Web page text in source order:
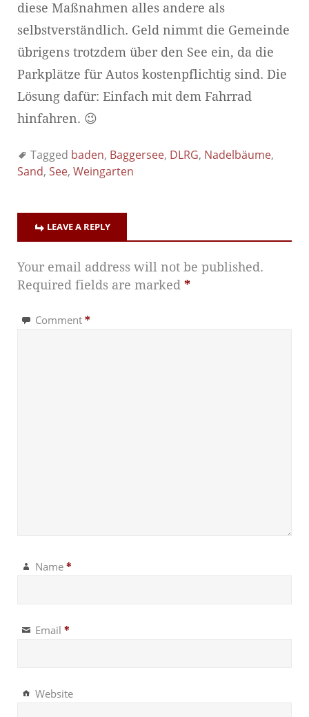
diese Maßnahmen alles andere als
selbstverständlich. Geld nimmt die Gemeinde
übrigens trotzdem über den See ein, da die
Parkplätze für Autos kostenpflichtig sind. Die
Lösung dafür: Einfach mit dem Fahrrad
hinfahren. 😉
Tagged baden, Baggersee, DLRG, Nadelbäume,
Sand, See, Weingarten
LEAVE A REPLY
Your email address will not be published.
Required fields are marked *
Comment *
Name *
Email *
Website